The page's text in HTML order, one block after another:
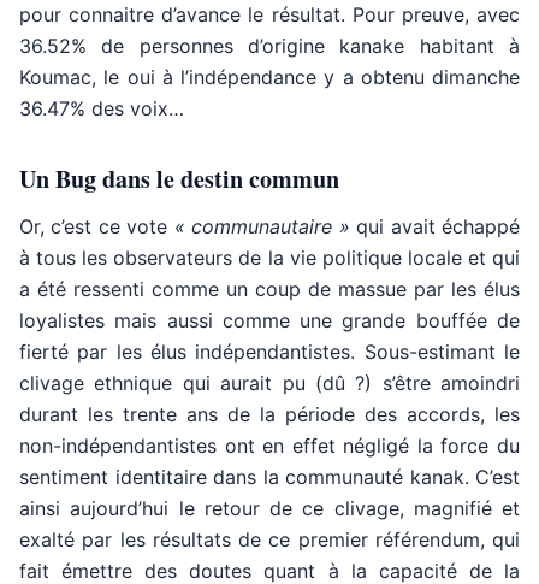
pour connaitre d’avance le résultat. Pour preuve, avec
36.52% de personnes d’origine kanake habitant à
Koumac, le oui à l’indépendance y a obtenu dimanche
36.47% des voix…
Un Bug dans le destin commun
Or, c’est ce vote « communautaire » qui avait échappé
à tous les observateurs de la vie politique locale et qui
a été ressenti comme un coup de massue par les élus
loyalistes mais aussi comme une grande bouffée de
fierté par les élus indépendantistes. Sous-estimant le
clivage ethnique qui aurait pu (dû ?) s’être amoindri
durant les trente ans de la période des accords, les
non-indépendantistes ont en effet négligé la force du
sentiment identitaire dans la communauté kanak. C’est
ainsi aujourd’hui le retour de ce clivage, magnifié et
exalté par les résultats de ce premier référendum, qui
fait émettre des doutes quant à la capacité de la